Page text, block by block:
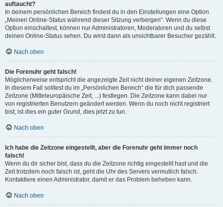
auftaucht?
In deinem persönlichen Bereich findest du in den Einstellungen eine Option
„Meinen Online-Status während dieser Sitzung verbergen“. Wenn du diese
Option einschaltest, können nur Administratoren, Moderatoren und du selbst
deinen Online-Status sehen. Du wirst dann als unsichtbarer Besucher gezählt.
Nach oben
Die Forenuhr geht falsch!
Möglicherweise entspricht die angezeigte Zeit nicht deiner eigenen Zeitzone.
In diesem Fall solltest du im „Persönlichen Bereich“ die für dich passende
Zeitzone (Mitteleuropäische Zeit, ...) festlegen. Die Zeitzone kann dabei nur
von registrierten Benutzern geändert werden. Wenn du noch nicht registriert
bist, ist dies ein guter Grund, dies jetzt zu tun.
Nach oben
Ich habe die Zeitzone eingestellt, aber die Forenuhr geht immer noch
falsch!
Wenn du dir sicher bist, dass du die Zeitzone richtig eingestellt hast und die
Zeit trotzdem noch falsch ist, geht die Uhr des Servers vermutlich falsch.
Kontaktiere einen Administrator, damit er das Problem beheben kann.
Nach oben